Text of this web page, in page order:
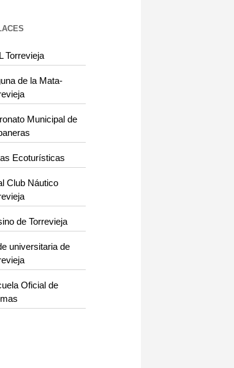
Torrevieja
de la Mata-
Municipal de
Ecoturísticas
Club Náutico
de Torrevieja
universitaria de
Oficial de